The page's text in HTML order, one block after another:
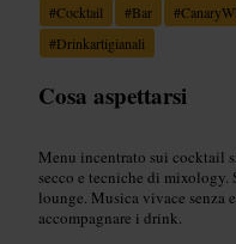
#Cocktail #Bar #
#Drinkartigianali
Cosa aspettarsi
Menu incentrato sui cocktail
secco e tecniche di mixology.
lounge. Musica vivace senza
accompagnare i drink.